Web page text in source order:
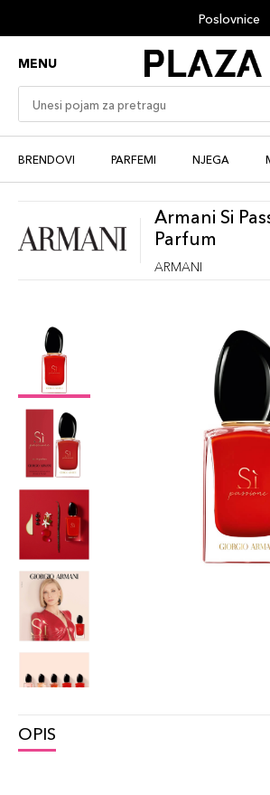
Poslovnice
MENU
BRENDOVI PARFEMI NJEGA
Armani Si
Parfum
ARMANI
OPIS